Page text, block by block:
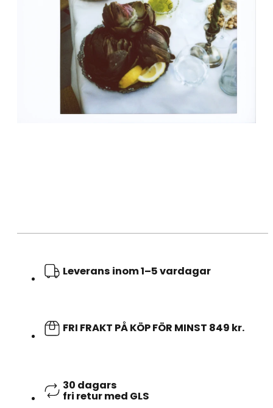
Leverans inom 1–5 vardagar
FRI FRAKT PÅ KÖP FÖR MINST 849 kr.
30 dagars
fri retur med GLS